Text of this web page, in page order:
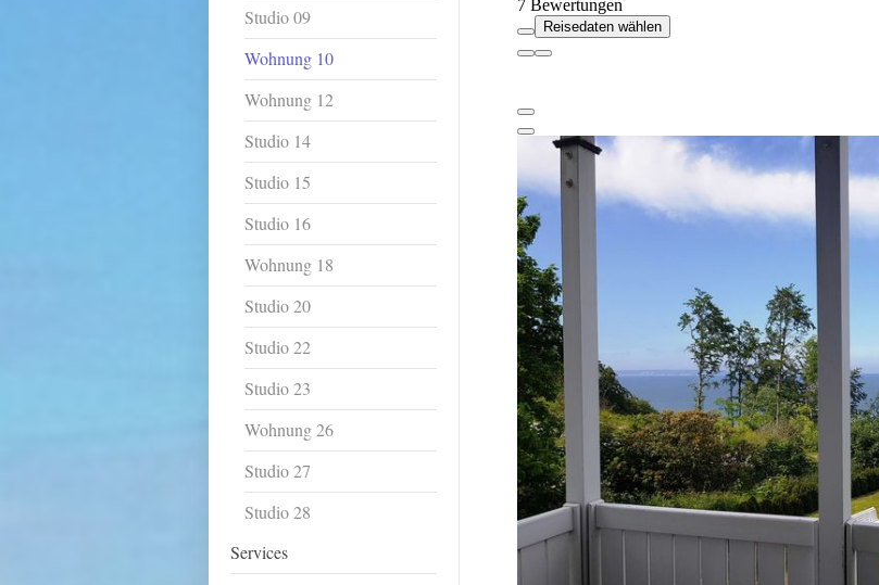
Studio 09
Wohnung 10
Wohnung 12
Studio 14
Studio 15
Studio 16
Wohnung 18
Studio 20
Studio 22
Studio 23
Wohnung 26
Studio 27
Studio 28
Services